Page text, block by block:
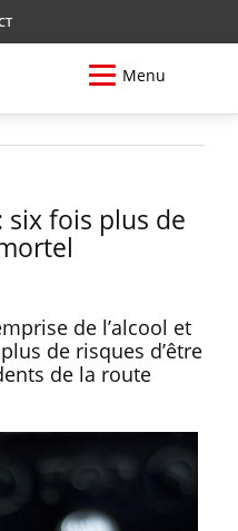
Menu
six fois plus de
de l’alcool et
de risques d’être
de la route